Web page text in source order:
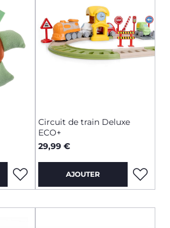
Circuit de train Deluxe
ECO+
29,99 €
AJOUTER